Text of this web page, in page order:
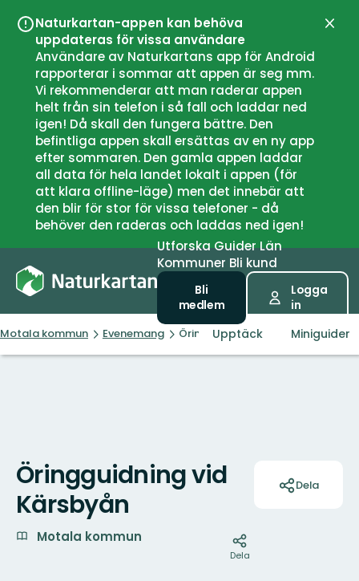
Naturkartan-appen kan behöva
uppdateras för vissa användare
Användare av Naturkartans app för Android
rapporterar i sommar att appen är seg mm.
Vi rekommenderar att man raderar appen
helt från sin telefon i så fall och laddar ned
igen! Då skall den fungera bättre. Den
befintliga appen skall ersättas av en ny app
efter sommaren. Den gamla appen laddar
all data för hela landet lokalt i appen (för
att klara offline-läge) men det innebär att
den blir för stor för vissa telefoner - då
behöver den raderas och laddas ned igen!
UtforskaGuiderLän
Kommuner Bli kund
Bli
medlem
Logga
in
Motala kommun Evenemang Öringguidning vid Kärsbyån
Upptäck Miniguider
Öringguidning vid
Kärsbyån
Motala kommun
Dela
Dela